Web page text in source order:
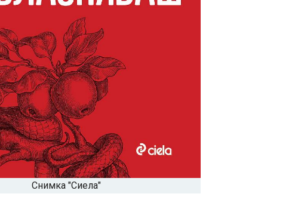
Снимка "Сиела"